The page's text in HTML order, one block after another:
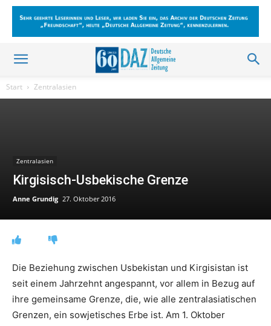
Start Zentralasien
Zentralasien
Kirgisisch-Usbekische Grenze
Anne Grundig 27. Oktober 2016
Die Beziehung zwischen Usbekistan und Kirgisistan ist
seit einem Jahrzehnt angespannt, vor allem in Bezug auf
ihre gemeinsame Grenze, die, wie alle zentralasiatischen
Grenzen, ein sowjetisches Erbe ist. Am 1. Oktober